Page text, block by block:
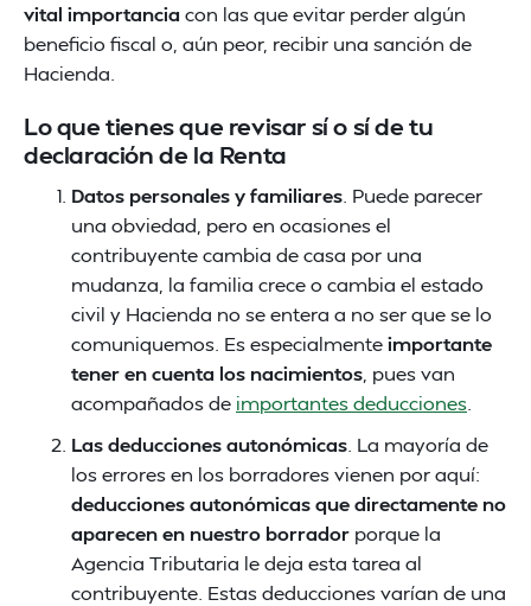
vital importancia con las que evitar perder algún
beneficio fiscal o, aún peor, recibir una sanción de
Hacienda.
Lo que tienes que revisar sí o sí de tu
declaración de la Renta
Datos personales y familiares . Puede parecer
una obviedad, pero en ocasiones el
contribuyente cambia de casa por una
mudanza, la familia crece o cambia el estado
civil y Hacienda no se entera a no ser que se lo
comuniquemos. Es especialmenteimportante
tener en cuenta los nacimientos , pues van
acompañados de importantes deducciones
Las deducciones autonómicas . La mayoría de
los errores en los borradores vienen por aquí:
deducciones autonómicas que directamente no
aparecen en nuestro borrador porque la
Agencia Tributaria le deja esta tarea al
contribuyente. Estas deducciones varían de una